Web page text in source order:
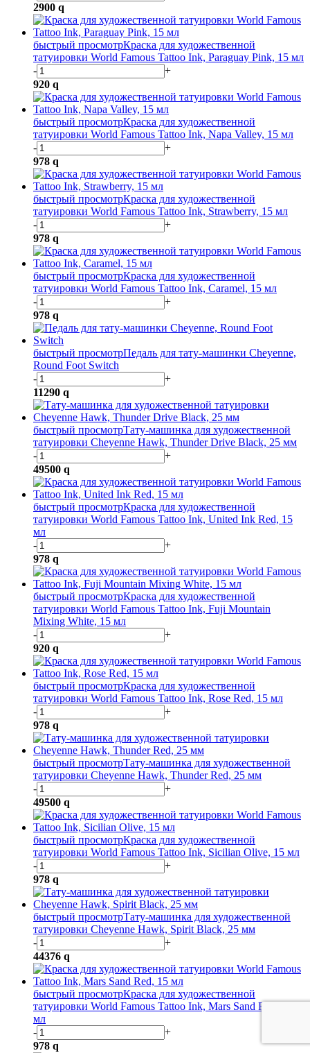
2900 q
быстрый просмотрКраска для художественной
татуировки World Famous Tattoo Ink, Paraguay Pink, 15 мл
-
+
920 q
быстрый просмотрКраска для художественной
татуировки World Famous Tattoo Ink, Napa Valley, 15 мл
-
+
978 q
быстрый просмотрКраска для художественной
татуировки World Famous Tattoo Ink, Strawberry, 15 мл
-
+
978 q
быстрый просмотрКраска для художественной
татуировки World Famous Tattoo Ink, Caramel, 15 мл
-
+
978 q
быстрый просмотрПедаль для тату-машинки Cheyenne,
Round Foot Switch
-
+
11290 q
быстрый просмотрТату-машинка для художественной
татуировки Cheyenne Hawk, Thunder Drive Black, 25 мм
-
+
49500 q
быстрый просмотрКраска для художественной
татуировки World Famous Tattoo Ink, United Ink Red, 15
мл
-
+
978 q
быстрый просмотрКраска для художественной
татуировки World Famous Tattoo Ink, Fuji Mountain
Mixing White, 15 мл
-
+
920 q
быстрый просмотрКраска для художественной
татуировки World Famous Tattoo Ink, Rose Red, 15 мл
-
+
978 q
быстрый просмотрТату-машинка для художественной
татуировки Cheyenne Hawk, Thunder Red, 25 мм
-
+
49500 q
быстрый просмотрКраска для художественной
татуировки World Famous Tattoo Ink, Sicilian Olive, 15 мл
-
+
978 q
быстрый просмотрТату-машинка для художественной
татуировки Cheyenne Hawk, Spirit Black, 25 мм
-
+
44376 q
быстрый просмотрКраска для художественной
татуировки World Famous Tattoo Ink, Mars Sand Red, 15
мл
-
+
978 q